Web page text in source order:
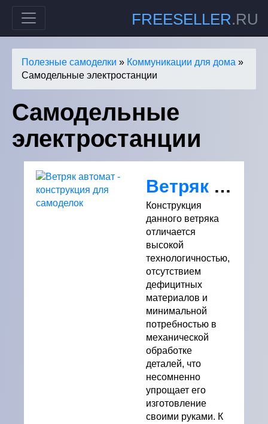
FREESELLER.RU
Полезные самоделки » Коммуникации для дома »
Самодельные электростанции
Самодельные
электростанции
Ветряк автомат - конструкция для самоделок
Конструкция
данного ветряка
отличается
высокой
технологичностью,
отсутствием
дефицитных
материалов и
минимальной
потребностью в
механической
обработке
деталей, что
несомненно
упрощает его
изготовление
своими руками. К